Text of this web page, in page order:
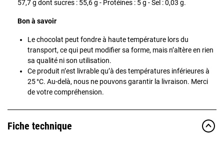
57,7 g dont sucres : 55,6 g - Protéines : 5 g - Sel : 0,03 g.
Bon à savoir
Le chocolat peut fondre à haute température lors du
transport, ce qui peut modifier sa forme, mais n’altère en rien
sa qualité ni son utilisation.
Ce produit n’est livrable qu’à des températures inférieures à
25 °C. Au-delà, nous ne pouvons garantir la livraison. Merci
de votre compréhension.
Fiche technique